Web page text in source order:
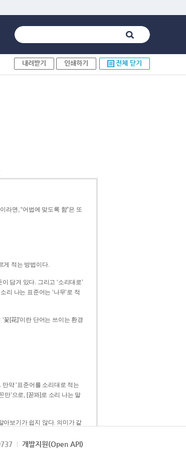
내려받기 인쇄하기 전체 닫기
라면, “어법에 맞도록 함”은 또
게 적는 방법이다.
담겨 있다. 그리고 ‘소리대로’
[花]’이란 단어는 쓰이는 환경
만약 ‘표준어를 소리대로 적는
아보기가 쉽지 않다. 의미가 같
개발지원(Open API)